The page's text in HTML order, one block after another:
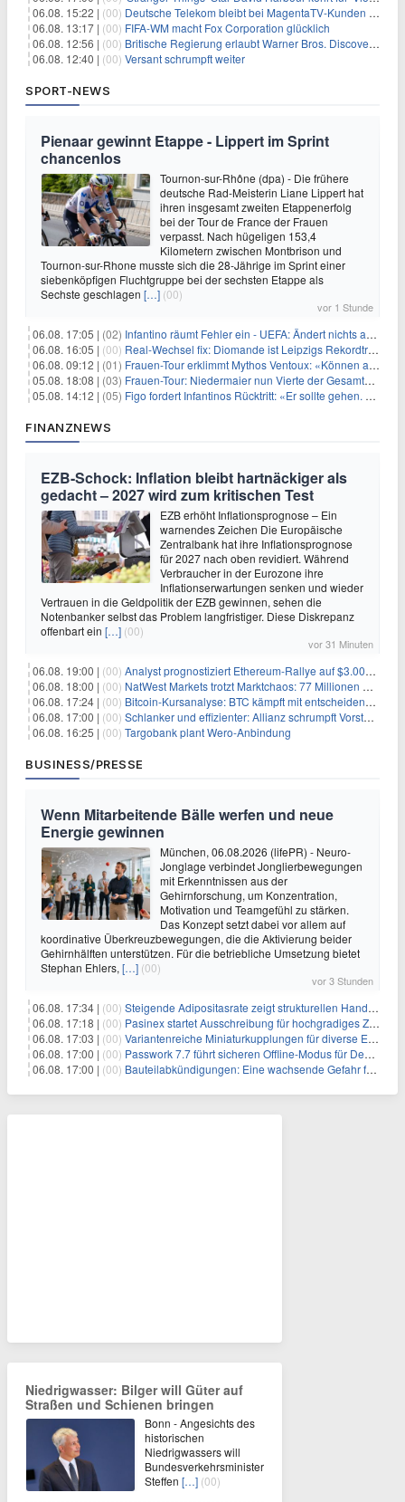
06.08. 15:22 | (00) Deutsche Telekom bleibt bei MagentaTV-Kunden vage
06.08. 13:17 | (00) FIFA-WM macht Fox Corporation glücklich
06.08. 12:56 | (00) Britische Regierung erlaubt Warner Bros. Discovery-Übernahme
06.08. 12:40 | (00) Versant schrumpft weiter
SPORT-NEWS
Pienaar gewinnt Etappe - Lippert im Sprint
chancenlos
Tournon-sur-Rhône (dpa) - Die frühere
deutsche Rad-Meisterin Liane Lippert hat
ihren insgesamt zweiten Etappenerfolg
bei der Tour de France der Frauen
verpasst. Nach hügeligen 153,4
Kilometern zwischen Montbrison und
Tournon-sur-Rhone musste sich die 28-Jährige im Sprint einer
siebenköpfigen Fluchtgruppe bei der sechsten Etappe als
Sechste geschlagen […] (00)
vor 1 Stunde
06.08. 17:05 | (02) Infantino räumt Fehler ein - UEFA: Ändert nichts an Boykott
06.08. 16:05 | (00) Real-Wechsel fix: Diomande ist Leipzigs Rekordtransfer
06.08. 09:12 | (01) Frauen-Tour erklimmt Mythos Ventoux: «Können alles schaffen»
05.08. 18:08 | (03) Frauen-Tour: Niedermaier nun Vierte der Gesamtwertung
05.08. 14:12 | (05) Figo fordert Infantinos Rücktritt: «Er sollte gehen. Jetzt»
FINANZNEWS
EZB-Schock: Inflation bleibt hartnäckiger als
gedacht – 2027 wird zum kritischen Test
EZB erhöht Inflationsprognose – Ein
warnendes Zeichen Die Europäische
Zentralbank hat ihre Inflationsprognose
für 2027 nach oben revidiert. Während
Verbraucher in der Eurozone ihre
Inflationserwartungen senken und wieder
Vertrauen in die Geldpolitik der EZB gewinnen, sehen die
Notenbanker selbst das Problem langfristiger. Diese Diskrepanz
offenbart ein […] (00)
vor 31 Minuten
06.08. 19:00 | (00) Analyst prognostiziert Ethereum-Rallye auf $3.000 nach entscheidendem On-Chain-Ausbruch
06.08. 18:00 | (00) NatWest Markets trotzt Marktchaos: 77 Millionen Pfund Gewinn im ersten Halbjahr
06.08. 17:24 | (00) Bitcoin-Kursanalyse: BTC kämpft mit entscheidender $65K-Hürde, während sich ein Liquidationscluster aufbaut
06.08. 17:00 | (00) Schlanker und effizienter: Allianz schrumpft Vorstand auf 8 Köpfe – das steckt dahinter
06.08. 16:25 | (00) Targobank plant Wero-Anbindung
BUSINESS/PRESSE
Wenn Mitarbeitende Bälle werfen und neue
Energie gewinnen
München, 06.08.2026 (lifePR) - Neuro-
Jonglage verbindet Jonglierbewegungen
mit Erkenntnissen aus der
Gehirnforschung, um Konzentration,
Motivation und Teamgefühl zu stärken.
Das Konzept setzt dabei vor allem auf
koordinative Überkreuzbewegungen, die die Aktivierung beider
Gehirnhälften unterstützen. Für die betriebliche Umsetzung bietet
Stephan Ehlers, […] (00)
vor 3 Stunden
06.08. 17:34 | (00) Steigende Adipositasrate zeigt strukturellen Handlungsbedarf bei der Ernährung schulpflichtiger Kinder
06.08. 17:18 | (00) Pasinex startet Ausschreibung für hochgradiges Zinksulfidkonzentrat mit Germanium- und Silbergehalten und stellt ein Betriebsupdate bereit
06.08. 17:03 | (00) Variantenreiche Miniaturkupplungen für diverse Einsatzbereiche
06.08. 17:00 | (00) Passwork 7.7 führt sicheren Offline-Modus für Desktop- und Mobile-Apps ein
06.08. 17:00 | (00) Bauteilabkündigungen: Eine wachsende Gefahr für industrielle Elektroniksysteme
Niedrigwasser: Bilger will Güter auf
Straßen und Schienen bringen
Bonn - Angesichts des
historischen
Niedrigwassers will
Bundesverkehrsminister
Steffen […] (00)